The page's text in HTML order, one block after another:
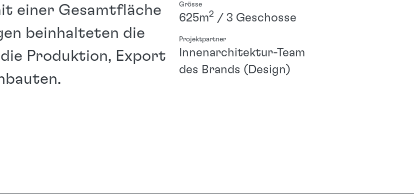
einer Gesamtfläche
beinhalteten die
Produktion, Export
Grösse
625m2 / 3 Geschosse
Projektpartner
Innenarchitektur-Team
des Brands (Design)